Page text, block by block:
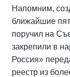
Напомним,
ближайшие
поручил на
закрепили в
Россия»
реестр из